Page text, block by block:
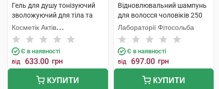
Гель для душу тонізуючий
зволожуючий для тіла та
волосся 200 мл 1 туба
Косметік Актів
Інтернаціональ
Є в наявності
від 633.00 грн
КУПИТИ
Відновлювальний шампунь
для волосся чоловіків 250
мл 1 флакон
Лабораторії Фітосольба
Є в наявності
від 697.00 грн
КУПИТИ